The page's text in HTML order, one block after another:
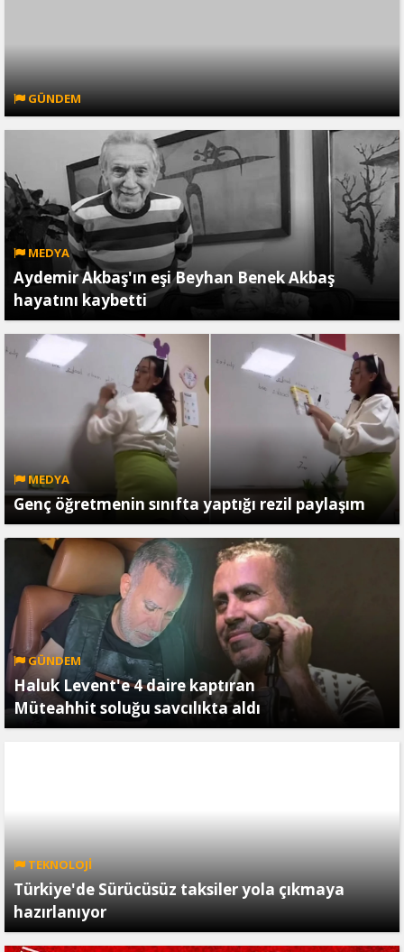
GÜNDEM
MEDYA
Aydemir Akbaş'ın eşi Beyhan Benek Akbaş
hayatını kaybetti
MEDYA
Genç öğretmenin sınıfta yaptığı rezil paylaşım
GÜNDEM
Haluk Levent'e 4 daire kaptıran
Müteahhit soluğu savcılıkta aldı
TEKNOLOJİ
Türkiye'de Sürücüsüz taksiler yola çıkmaya
hazırlanıyor